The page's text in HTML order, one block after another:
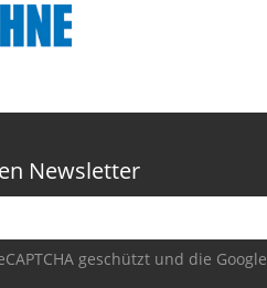
Newsletter
geschützt und die Google